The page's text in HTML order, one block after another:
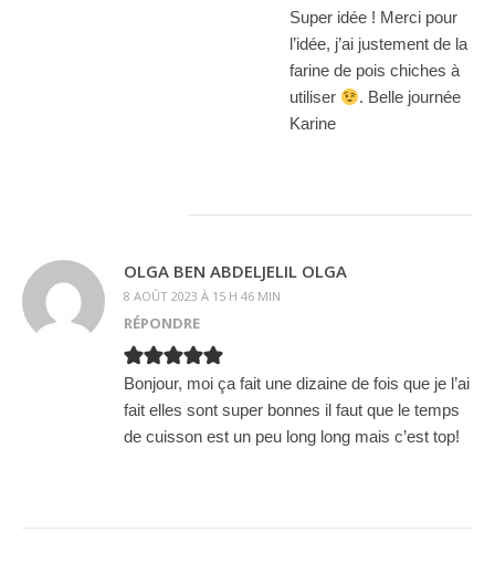
Super idée ! Merci pour
l’idée, j’ai justement de la
farine de pois chiches à
utiliser
. Belle journée
Karine
OLGA BEN ABDELJELIL OLGA
8 AOÛT 2023 À 15 H 46 MIN
RÉPONDRE
Bonjour, moi ça fait une dizaine de fois que je l’ai
fait elles sont super bonnes il faut que le temps
de cuisson est un peu long long mais c’est top!